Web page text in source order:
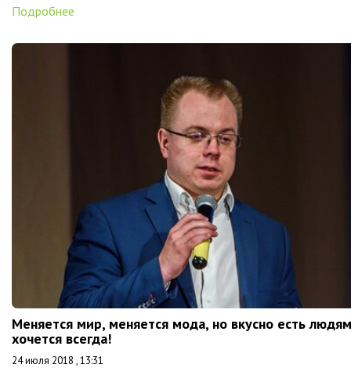
Подробнее
Меняется мир, меняется мода, но вкусно есть людям
хочется всегда!
24 июля 2018 , 13:31